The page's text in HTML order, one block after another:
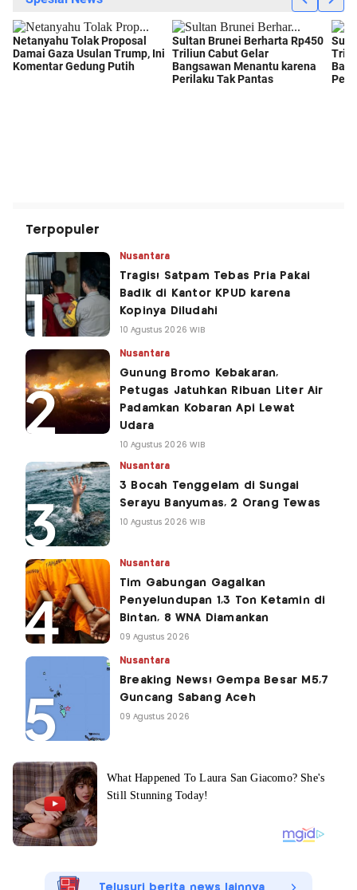
Terpopuler
Nusantara
Tragis! Satpam Tebas Pria Pakai
Badik di Kantor KPUD karena
Kopinya Diludahi
10 Agustus 2026 WIB
Nusantara
Gunung Bromo Kebakaran,
Petugas Jatuhkan Ribuan Liter Air
Padamkan Kobaran Api Lewat
Udara
10 Agustus 2026 WIB
Nusantara
3 Bocah Tenggelam di Sungai
Serayu Banyumas, 2 Orang Tewas
10 Agustus 2026 WIB
Nusantara
Tim Gabungan Gagalkan
Penyelundupan 1,3 Ton Ketamin di
Bintan, 8 WNA Diamankan
09 Agustus 2026
Nusantara
Breaking News! Gempa Besar M5,7
Guncang Sabang Aceh
09 Agustus 2026
Telusuri berita news lainnya